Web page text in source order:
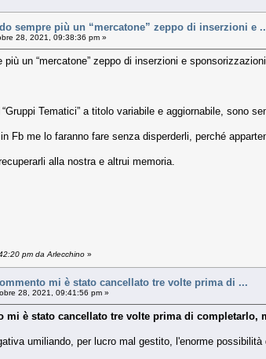
sempre più un “mercatone” zeppo di inserzioni e
28, 2021, 09:38:36 pm »
un “mercatone” zeppo di inserzioni e
Tematici” a titolo variabile e aggiornabile, sono
Fb me lo faranno fare senza disperderli, perché
alla nostra e altrui memoria.
pm da Arlecchino »
mi è stato cancellato tre volte prima di ...
28, 2021, 09:41:56 pm »
mi è stato cancellato tre volte prima di completarlo,
umiliando, per lucro mal gestito, l'enorme